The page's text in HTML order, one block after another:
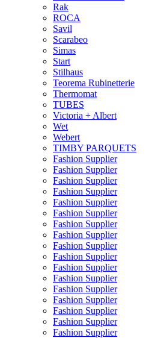
Rak
ROCA
Savil
Scarabeo
Simas
Start
Stilhaus
Teorema Rubinetterie
Thermomat
TUBES
Victoria + Albert
Wet
Webert
TIMBY PARQUETS
Fashion Supplier
Fashion Supplier
Fashion Supplier
Fashion Supplier
Fashion Supplier
Fashion Supplier
Fashion Supplier
Fashion Supplier
Fashion Supplier
Fashion Supplier
Fashion Supplier
Fashion Supplier
Fashion Supplier
Fashion Supplier
Fashion Supplier
Fashion Supplier
Fashion Supplier